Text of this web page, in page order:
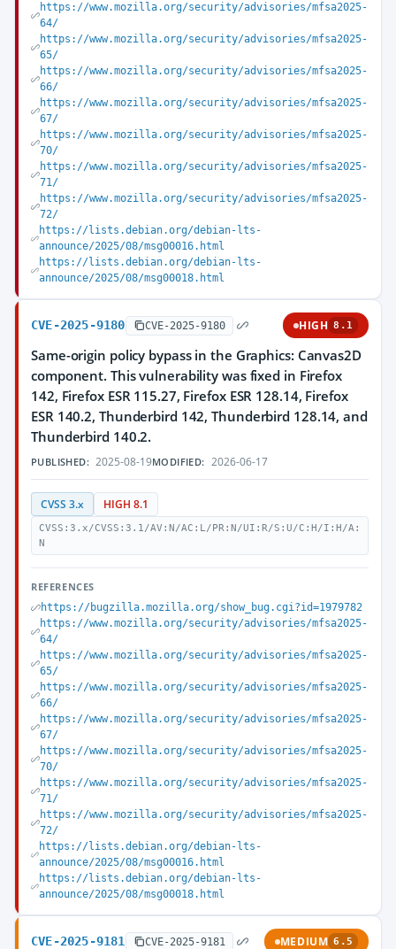
https://www.mozilla.org/security/advisories/mfsa2025-
64/
https://www.mozilla.org/security/advisories/mfsa2025-
65/
https://www.mozilla.org/security/advisories/mfsa2025-
66/
https://www.mozilla.org/security/advisories/mfsa2025-
67/
https://www.mozilla.org/security/advisories/mfsa2025-
70/
https://www.mozilla.org/security/advisories/mfsa2025-
71/
https://www.mozilla.org/security/advisories/mfsa2025-
72/
https://lists.debian.org/debian-lts-
announce/2025/08/msg00016.html
https://lists.debian.org/debian-lts-
announce/2025/08/msg00018.html
CVE-2025-9180 CVE-2025-9180 HIGH 8.1
Same-origin policy bypass in the Graphics: Canvas2D
component. This vulnerability was fixed in Firefox
142, Firefox ESR 115.27, Firefox ESR 128.14, Firefox
ESR 140.2, Thunderbird 142, Thunderbird 128.14, and
Thunderbird 140.2.
PUBLISHED: 2025-08-19MODIFIED: 2026-06-17
CVSS 3.x HIGH 8.1
CVSS:3.x/CVSS:3.1/AV:N/AC:L/PR:N/UI:R/S:U/C:H/I:H/A:
N
REFERENCES
https://bugzilla.mozilla.org/show_bug.cgi?id=1979782
https://www.mozilla.org/security/advisories/mfsa2025-
64/
https://www.mozilla.org/security/advisories/mfsa2025-
65/
https://www.mozilla.org/security/advisories/mfsa2025-
66/
https://www.mozilla.org/security/advisories/mfsa2025-
67/
https://www.mozilla.org/security/advisories/mfsa2025-
70/
https://www.mozilla.org/security/advisories/mfsa2025-
71/
https://www.mozilla.org/security/advisories/mfsa2025-
72/
https://lists.debian.org/debian-lts-
announce/2025/08/msg00016.html
https://lists.debian.org/debian-lts-
announce/2025/08/msg00018.html
CVE-2025-9181 CVE-2025-9181 MEDIUM 6.5